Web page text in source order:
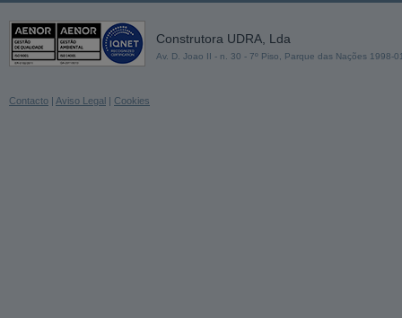
Construtora UDRA, Lda
Av. D. Joao II - n. 30 - 7º Piso, Parque das Nações
Contacto | Aviso Legal | Cookies